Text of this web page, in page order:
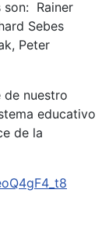
son: Rainer
Sebes
Peter
de nuestro
educativo
de la